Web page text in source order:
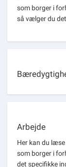
som borger i
så vælger du
Arbejde
Her kan du
som borger i
det specifikke